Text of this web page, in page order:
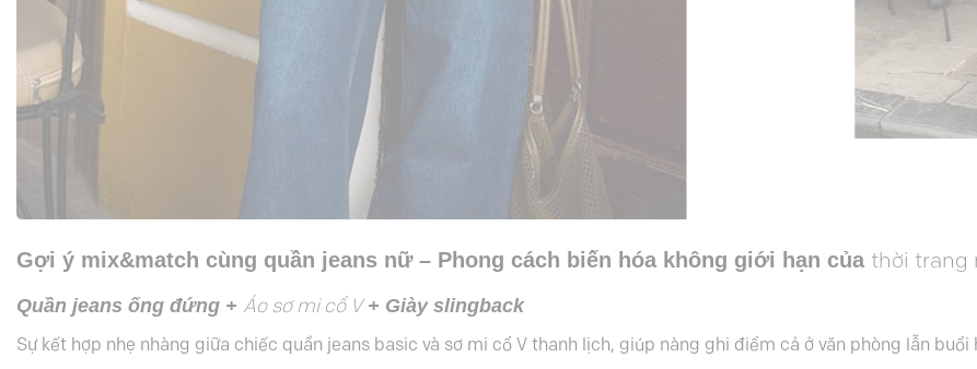
Gợi ý mix&match cùng quần jeans nữ – Phong cách biến hóa không giới hạn của thời trang
Quần jeans ống đứng + Áo sơ mi cổ V+ Giày slingback
Sự kết hợp nhẹ nhàng giữa chiếc quần jeans basic và sơ mi cổ V thanh lịch, giúp nàng ghi điểm cả ở văn phòng lẫn buổi